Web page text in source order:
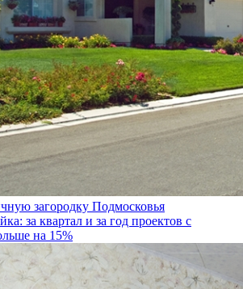
загородку Подмосковья
за квартал и за год проектов с
на 15%